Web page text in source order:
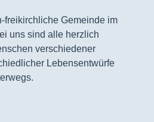
freikirchliche Gemeinde im
uns sind alle herzlich
verschiedener
Lebensentwürfe